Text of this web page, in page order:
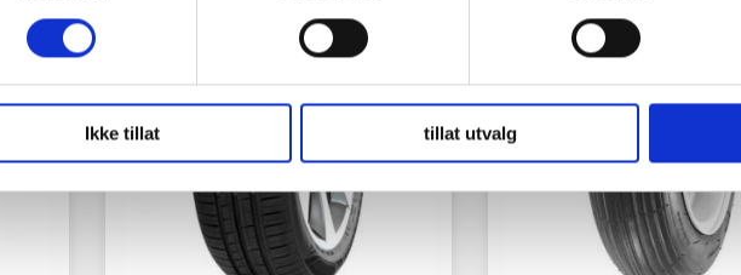
Ikke tillat tillat utvalg